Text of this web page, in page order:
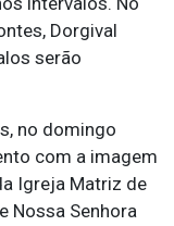
Dorgival
serão
no domingo
com a imagem
Igreja Matriz de
Nossa Senhora